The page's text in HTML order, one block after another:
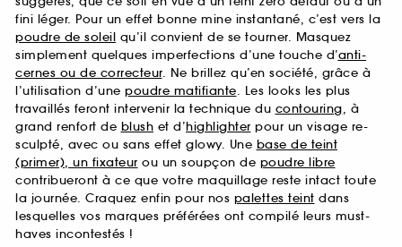
fini léger. Pour un effet bonne mine instantané, c’est vers la
poudre de soleil qu’il convient de se tourner. Masquez
simplement quelques imperfections d’une touche d’anti-
cernes ou de correcteur. Ne brillez qu’en société, grâce à
l’utilisation d’une poudre matifiante. Les looks les plus
travaillés feront intervenir la technique du contouring, à
grand renfort de blush et d’highlighter pour un visage re-
sculpté, avec ou sans effet glowy. Une base de teint
(primer), un fixateur ou un soupçon de poudre libre
contribueront à ce que votre maquillage reste intact toute
la journée. Craquez enfin pour nos palettes teint dans
lesquelles vos marques préférées ont compilé leurs must-
haves incontestés !